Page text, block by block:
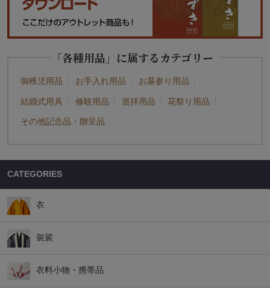
「各種用品」に属するカテゴリー
御稚児用品 お手入れ用品 お墓参り用品
結婚式用具 修験用品 巡拝用品 花祭り用品
その他記念品・贈呈品
CATEGORIES
衣
袈裟
衣料小物・携帯品